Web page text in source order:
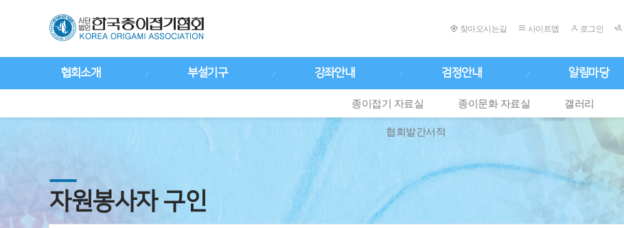
찾아오시는길 사이트맵 로그인
협회소개 부설기구 강좌안내 검정안내 알림마당
종이접기 자료실 종이문화 자료실 갤러리
협회발간서적
자원봉사자 구인